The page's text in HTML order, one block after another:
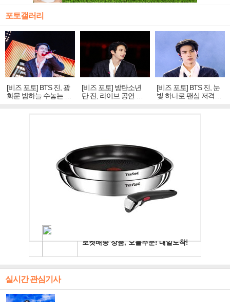
포토갤러리
[비즈 포토] BTS 진, 광
화문 밤하늘 수놓는 '비
주얼 킹'의 열창
[비즈 포토] 방탄소년
단 진, 라이브 공연 중
빛나는 독보적 아우라
[비즈 포토] BTS 진, 눈
빛 하나로 팬심 저격…
독보적 카리스마
실시간 관심기사